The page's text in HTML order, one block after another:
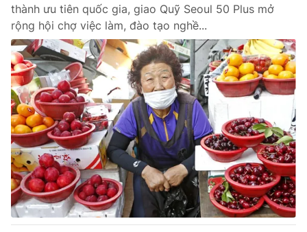
thành ưu tiên quốc gia, giao Quỹ Seoul 50 Plus mở
rộng hội chợ việc làm, đào tạo nghề...